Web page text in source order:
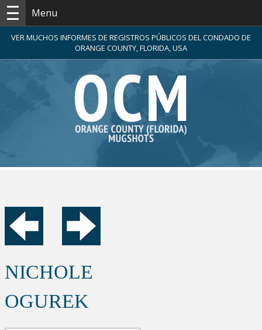
Menu
VER MUCHOS INFORMES DE REGISTROS PÚBLICOS DEL CONDADO DE
ORANGE COUNTY, FLORIDA, USA
NICHOLE
OGUREK